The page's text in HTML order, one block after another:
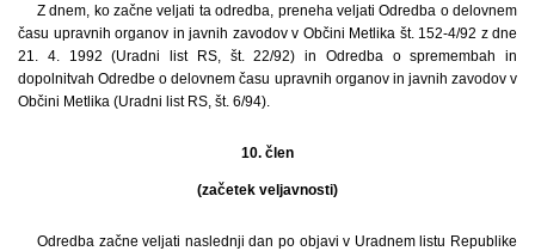
Z dnem, ko začne veljati ta odredba, preneha veljati Odredba o delovnem
času upravnih organov in javnih zavodov v Občini Metlika št. 152-4/92 z dne
21. 4. 1992 (Uradni list RS, št. 22/92) in Odredba o spremembah in
dopolnitvah Odredbe o delovnem času upravnih organov in javnih zavodov v
Občini Metlika (Uradni list RS, št. 6/94).
10. člen
(začetek veljavnosti)
Odredba začne veljati naslednji dan po objavi v Uradnem listu Republike